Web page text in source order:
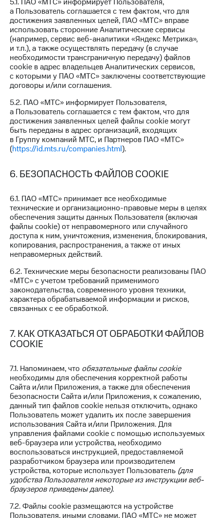
Умные
часы
и
трекеры
Умный
дом
Акции
и
скидки
Все
а Пользователь соглашается с тем фактом, что для
достижения заявленных целей, ПАО «МТС» вправе
использовать сторонние Аналитические сервисы
(например, сервис веб-аналитики «Яндекс Метрика»,
и т.п.), а также осуществлять передачу (в случае
необходимости трансграничную передачу) файлов
cookie в адрес владельцев Аналитических сервисов,
с которыми у ПАО «МТС» заключены соответствующие
договоры и/или соглашения.
5.2. ПАО «МТС» информирует Пользователя,
а Пользователь соглашается с тем фактом, что для
достижения заявленных целей файлы cookie могут
быть переданы в адрес организаций, входящих
в Группу компаний МТС, и Партнеров ПАО «МТС»
(https://id.mts.ru/companies.html).
6. БЕЗОПАСНОСТЬ ФАЙЛОВ COOKIE
6.1. ПАО «МТС» принимает все необходимые
технические и организационно-правовые меры в целях
обеспечения защиты данных Пользователя (включая
файлы cookie) от неправомерного или случайного
доступа к ним, уничтожения, изменения, блокирования,
копирования, распространения, а также от иных
неправомерных действий.
6.2. Технические меры безопасности реализованы ПАО
«МТС» с учетом требований применимого
законодательства, современного уровня техники,
характера обрабатываемой информации и рисков,
связанных с ее обработкой.
7. КАК ОТКАЗАТЬСЯ ОТ ОБРАБОТКИ ФАЙЛОВ
COOKIE
7.1. Напоминаем, что обязательные файлы cookie
необходимы для обеспечения корректной работы
Сайта и/или Приложения, а также для обеспечения
безопасности Сайта и/или Приложения, к сожалению,
данный тип файлов cookie нельзя отключить, однако
Пользователь может удалить их после завершения
использования Сайта и/или Приложения. Для
управления файлами cookie с помощью используемых
веб-браузера или устройства, необходимо
воспользоваться инструкцией, предоставляемой
разработчиком браузера или производителем
устройства, которые использует Пользователь (для
удобства Пользователя некоторые из инструкции веб-
браузеров приведены далее).
7.2. Файлы cookie размещаются на устройстве
Пользователя, иными словами, ПАО «МТС» не может